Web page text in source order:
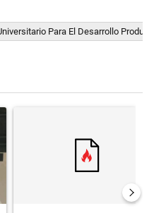
Para El Desarrollo
título "García Cuerva